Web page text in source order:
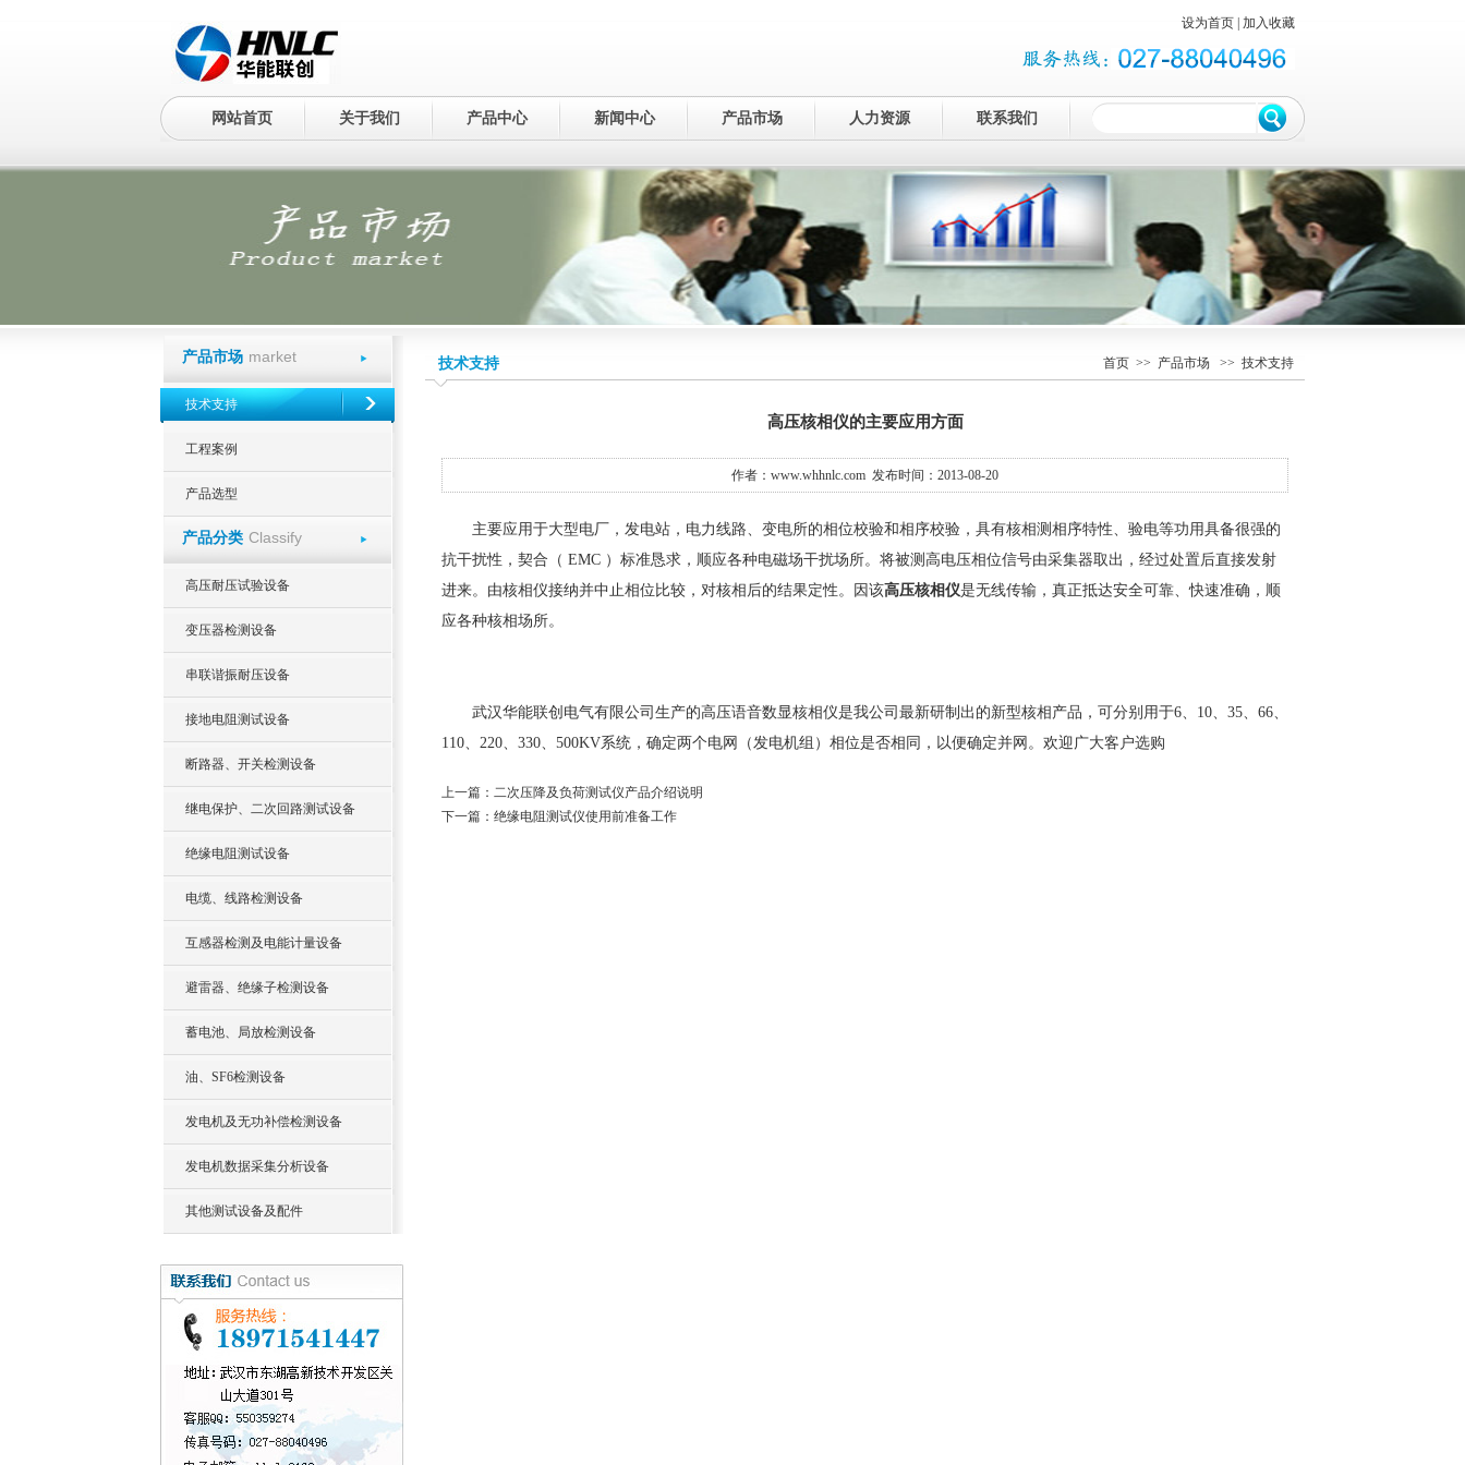
设为首页 加入收藏
网站首页 关于我们 产品中心 新闻中心 产品市场 人力资源 联系我们
产品市场 market
技术支持
工程案例
产品选型
产品分类 Classify
高压耐压试验设备
变压器检测设备
串联谐振耐压设备
接地电阻测试设备
断路器、开关检测设备
继电保护、二次回路测试设备
绝缘电阻测试设备
电缆、线路检测设备
互感器检测及电能计量设备
避雷器、绝缘子检测设备
蓄电池、局放检测设备
油、SF6检测设备
发电机及无功补偿检测设备
发电机数据采集分析设备
其他测试设备及配件
首页 >> 产品市场 >> 技术支持
技术支持
高压核相仪的主要应用方面
作者：www.whhnlc.com 发布时间：2013-08-20
主要应用于大型电厂，发电站，电力线路、变电所的相位校验和相序校验，具有核相测相序特性、验电等功用具备很强的
抗干扰性，契合（ EMC ）标准恳求，顺应各种电磁场干扰场所。将被测高电压相位信号由采集器取出，经过处置后直接发射
进来。由核相仪接纳并中止相位比较，对核相后的结果定性。因该高压核相仪是无线传输，真正抵达安全可靠、快速准确，顺
应各种核相场所。
武汉华能联创电气有限公司 生产的高压语音数显核相仪是我公司最新研制出的新型核相产品，可分别用于6、10、35、66、
110、220、330、500KV系统，确定两个电网（发电机组）相位是否相同，以便确定并网。欢迎广大客户选购
上一篇： 二次压降及负荷测试仪产品介绍说明
下一篇： 绝缘电阻测试仪使用前准备工作